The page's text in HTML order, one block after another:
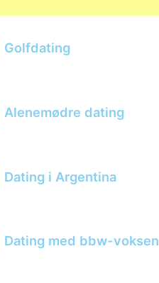
Golfdating
Alenemødre dating
Dating i Argentina
Dating med bbw-voksen